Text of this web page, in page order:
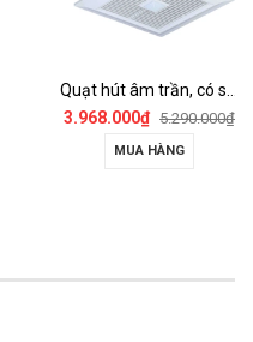
Quạt hút âm trần, có sensor, 3 cấp độ KDK - 24JRB
3.968.000₫ 5.290.000₫
MUA HÀNG